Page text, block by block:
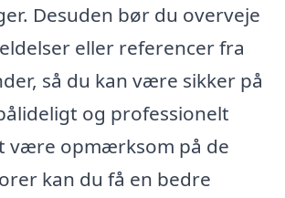
Desuden bør du overveje
eller referencer fra
så du kan være sikker på
og professionelt
være opmærksom på de
kan du få en bedre